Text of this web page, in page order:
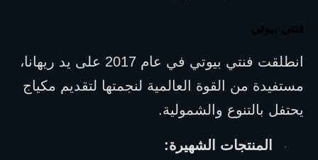
فنتي بيوتي
يحتفل بالتنوع والشمولية.
· المنتجات الشهيرة: